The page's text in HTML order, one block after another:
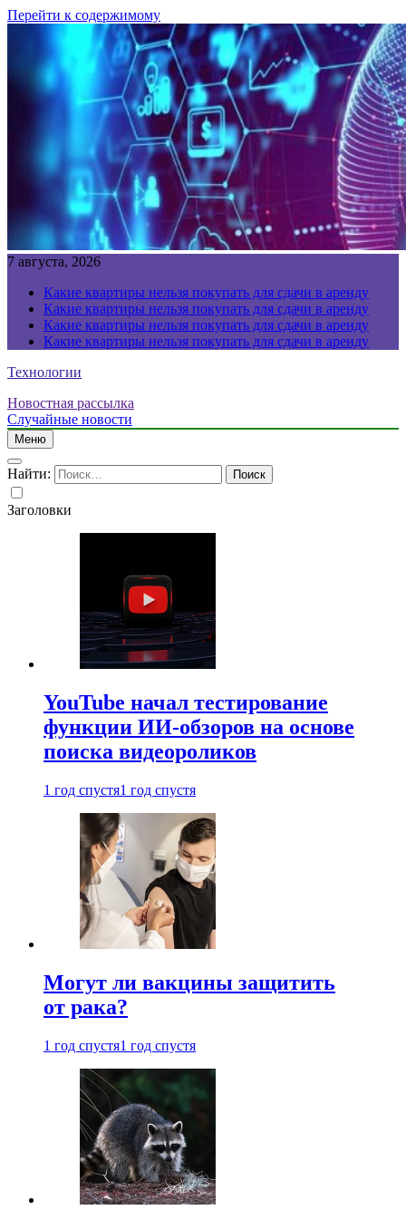
Перейти к содержимому
7 августа, 2026
Какие квартиры нельзя покупать для сдачи в аренду
Какие квартиры нельзя покупать для сдачи в аренду
Какие квартиры нельзя покупать для сдачи в аренду
Какие квартиры нельзя покупать для сдачи в аренду
Технологии
Новостная рассылка
Случайные новости
Меню
Найти:
Заголовки
YouTube начал тестирование
функции ИИ-обзоров на основе
поиска видеороликов
1 год спустя1 год спустя
Могут ли вакцины защитить
от рака?
1 год спустя1 год спустя